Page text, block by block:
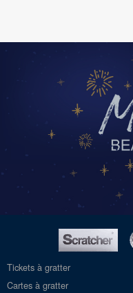
Tickets à gratter
Cartes à gratter